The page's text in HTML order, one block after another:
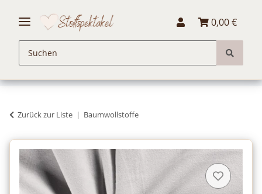
0,00 €
Zurück zur Liste Baumwollstoffe